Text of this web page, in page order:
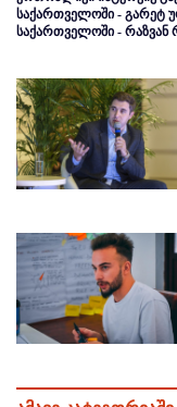
საქართველოში - გარეტ
საქართველოში - რაზვან